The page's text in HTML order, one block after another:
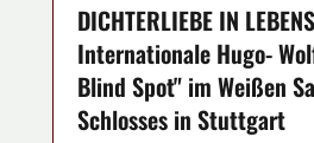
DICHTERLIEBE IN
Internationale Hugo-
Blind Spot" im Weißen
Schlosses in Stuttgart